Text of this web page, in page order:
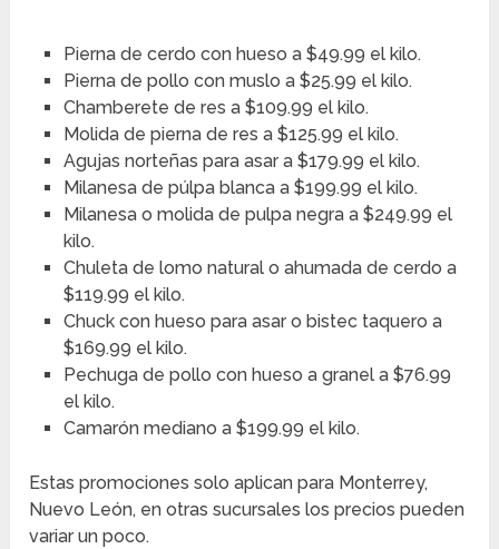
Pierna de cerdo con hueso a $49.99 el kilo.
Pierna de pollo con muslo a $25.99 el kilo.
Chamberete de res a $109.99 el kilo.
Molida de pierna de res a $125.99 el kilo.
Agujas norteñas para asar a $179.99 el kilo.
Milanesa de púlpa blanca a $199.99 el kilo.
Milanesa o molida de pulpa negra a $249.99 el
kilo.
Chuleta de lomo natural o ahumada de cerdo a
$119.99 el kilo.
Chuck con hueso para asar o bistec taquero a
$169.99 el kilo.
Pechuga de pollo con hueso a granel a $76.99
el kilo.
Camarón mediano a $199.99 el kilo.
Estas promociones solo aplican para Monterrey,
Nuevo León, en otras sucursales los precios pueden
variar un poco.